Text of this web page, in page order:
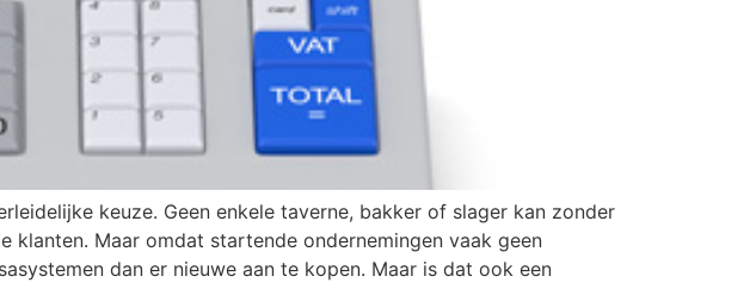
keuze. Geen enkele taverne, bakker of slager kan zonder
Maar omdat startende ondernemingen vaak geen
dan er nieuwe aan te kopen. Maar is dat ook een